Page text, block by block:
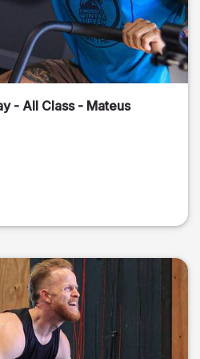
- All Class - Mateus